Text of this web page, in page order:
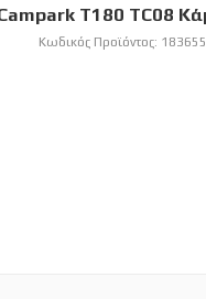
Κωδικός Προϊόντος: 183655